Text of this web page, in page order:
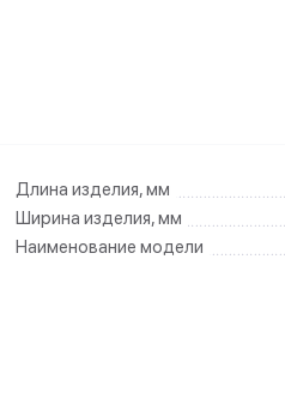
Длина изделия, мм
Ширина изделия, мм
Наименование модели